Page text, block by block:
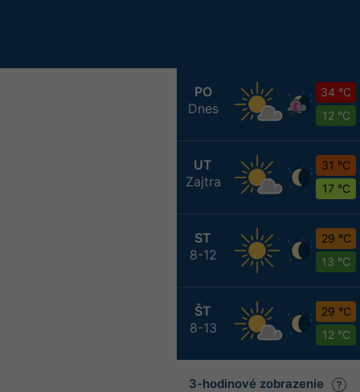
PO
Dnes
34 °C
12 °C
UT
Zajtra
31 °C
17 °C
ST
8-12
29 °C
13 °C
ŠT
8-13
29 °C
12 °C
3-hodinové zobrazenie